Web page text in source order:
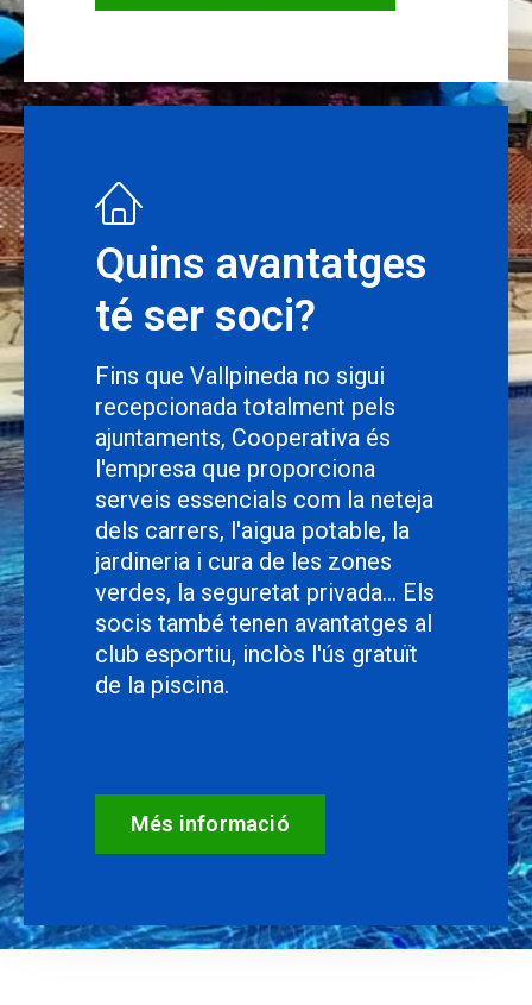
Quins avantatges
té ser soci?
Fins que Vallpineda no sigui
recepcionada totalment pels
ajuntaments, Cooperativa és
l'empresa que proporciona
serveis essencials com la neteja
dels carrers, l'aigua potable, la
jardineria i cura de les zones
verdes, la seguretat privada… Els
socis també tenen avantatges al
club esportiu, inclòs l'ús gratuït
de la piscina.
Més informació